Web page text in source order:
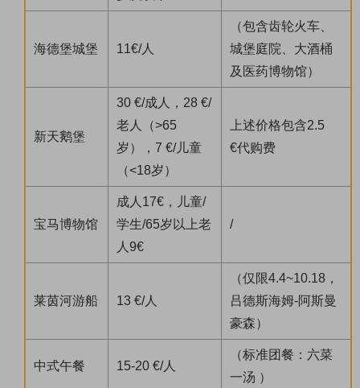
海德堡城堡 11€/人
（包含齿轮火车、
城堡庭院、大酒桶
及医药博物馆）
新天鹅堡
30 €/成人，28 €/
老人（>65
岁），7 €/儿童
（<18岁）
上述价格包含2.5
€代购费
宝马博物馆
成人17€，儿童/
学生/65岁以上老
人9€
/
莱茵河游船 13 €/人
（仅限4.4~10.18，
吕德斯海姆-阿斯曼
豪森）
中式午餐 15-20 €/人
（标准团餐：六菜
一汤 ）